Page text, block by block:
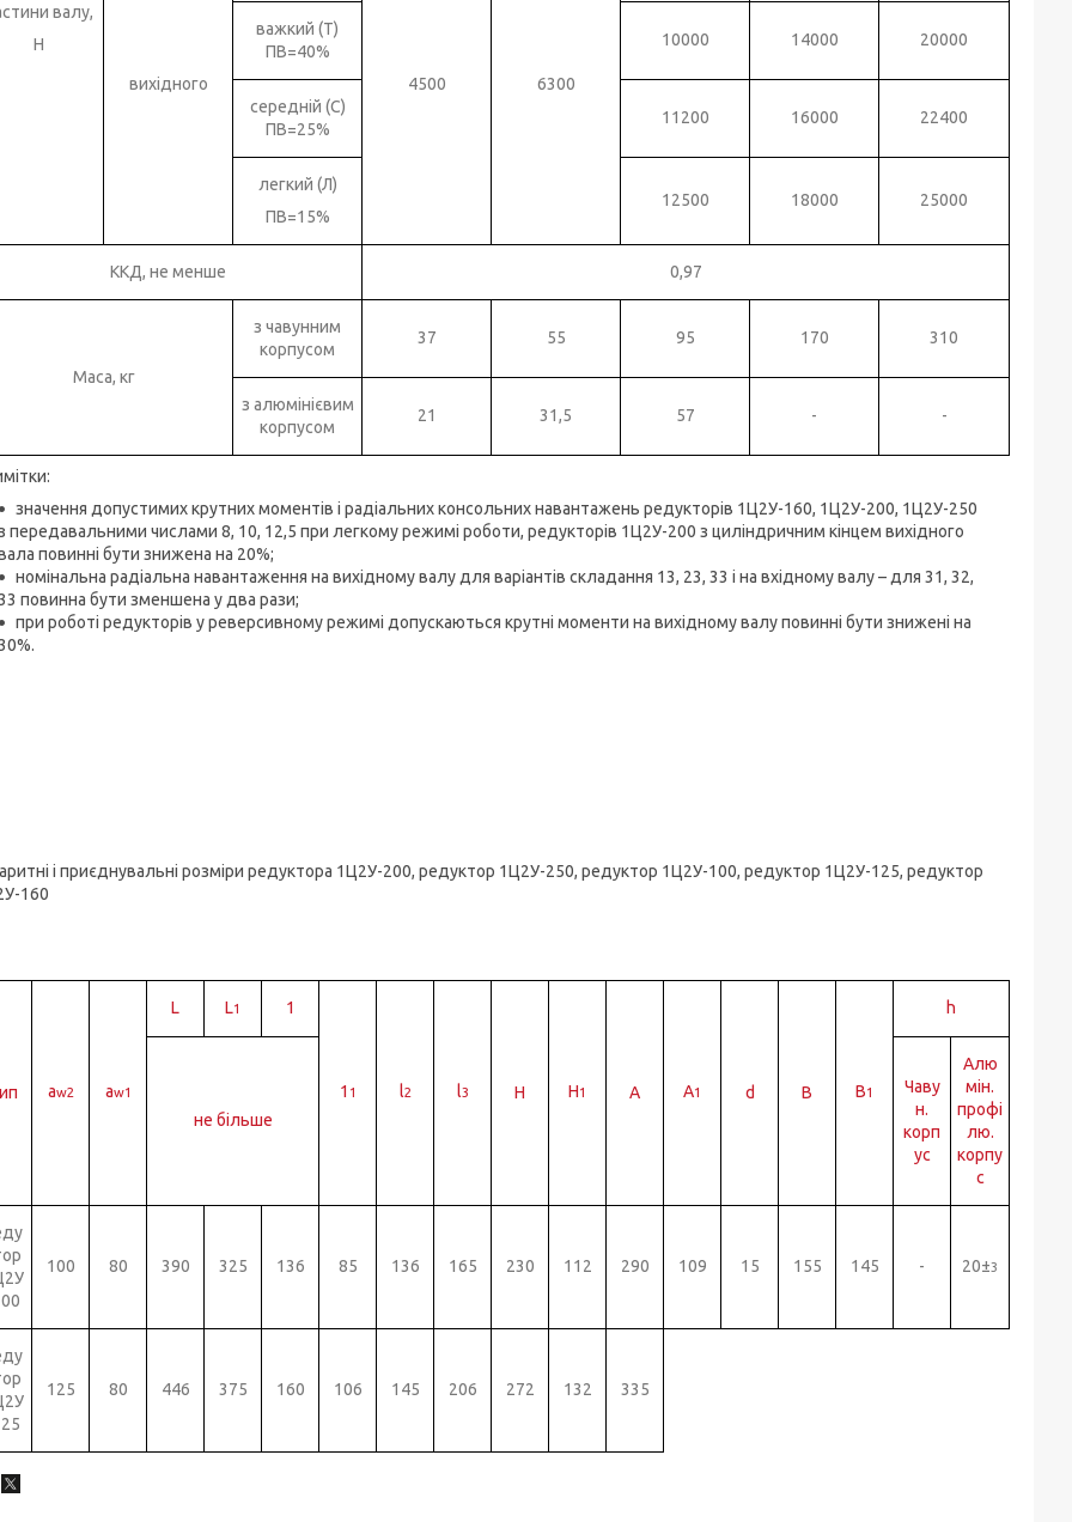
валу,
Н
вихідного 4500 6300
важкий (Т)
ПВ=40%
10000 14000 20000
середній (С)
ПВ=25%
11200 16000 22400
легкий (Л)
ПВ=15%
12500 18000 25000
ККД, не менше 0,97
Маса, кг
з чавунним
корпусом
37 55 95 170 310
з алюмінієвим
корпусом
21 31,5 57 - -
значення допустимих крутних моментів і радіальних консольних навантажень редукторів 1Ц2У-160, 1Ц2У-200, 1Ц2У-250
передавальними числами 8, 10, 12,5 при легкому режимі роботи, редукторів 1Ц2У-200 з циліндричним кінцем вихідного
повинні бути знижена на 20%;
номінальна радіальна навантаження на вихідному валу для варіантів складання 13, 23, 33 і на вхідному валу – для 31, 32,
повинна бути зменшена у два рази;
при роботі редукторів у реверсивному режимі допускаються крутні моменти на вихідному валу повинні бути знижені на
і приєднувальні розміри редуктора 1Ц2У-200, редуктор 1Ц2У-250, редуктор 1Ц2У-100, редуктор 1Ц2У-125, редуктор
160
аw2 aw1
L L1 1
1 1 l2 l3 Н H1 A A1 d B B1
h
не більше
Чаву
н.
корп
ус
Алю
мін.
профі
лю.
корпу
с
100 80 390 325 136 85 136 165 230 112 290 109 15 155 145 - 20±3
125 80 446 375 160 106 145 206 272 132 335